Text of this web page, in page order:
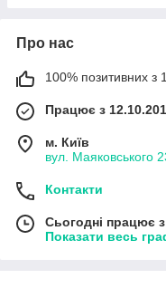
Про нас
100% позитивних з
Працює з
м. Київ
вул. Маяковського
Контакти
Сьогодні працює
Показати весь